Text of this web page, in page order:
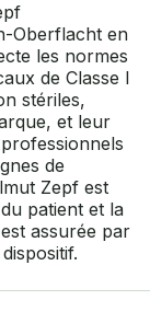
Oberflacht en
les normes
de Classe I
stériles,
et leur
de
Zepf est
patient et la
assurée par